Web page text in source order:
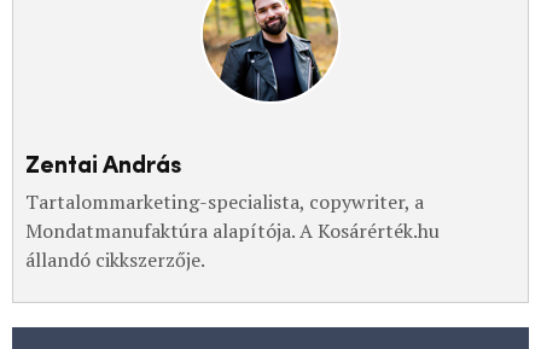
Zentai András
Tartalommarketing-specialista, copywriter, a
Mondatmanufaktúra alapítója. A Kosárérték.hu
állandó cikkszerzője.